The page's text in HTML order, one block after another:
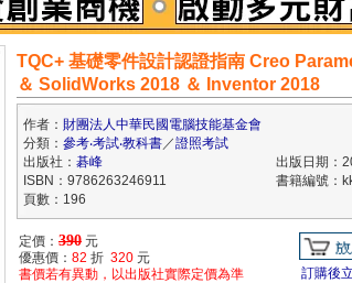
TQC+ 基礎零件設計認證指南 Creo
＆ SolidWorks 2018 ＆ Inventor 2018
作者： 財團法人中華民國電腦技能基金會
分類： 參考‧考試‧教科書／證照考試
出版社： 碁峰
出版日期：
ISBN：9786263246911
書籍編號：
頁數：196
定價： 390 元
優惠價： 82 折 320 元
書價若有異動，以出版社實際定價為準
訂購後